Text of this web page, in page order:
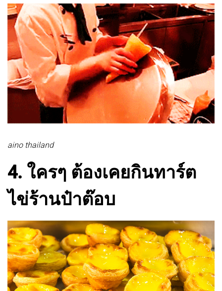
aino thailand
4. ใครๆ ต้องเคยกินทาร์ต
ไข่ร้านป๋าต๊อบ